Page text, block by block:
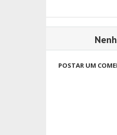
POSTAR UM